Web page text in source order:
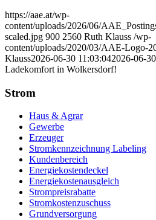
https://aae.at/wp-
content/uploads/2026/06/
scaled.jpg 900 2560 Ruth Klauss /wp-
content/uploads/2020/03/AAE-Logo-
Klauss2026-06-30 11:03:042026-06-
Ladekomfort in Wolkersdorf!
Strom
Haus & Agrar
Gewerbe
Erzeuger
Stromkennzeichnung Labeling
Kundenbereich
Energiekostendeckel
Energiekostenausgleich
Strompreisrabatte
Stromkostenzuschuss
Grundversorgung